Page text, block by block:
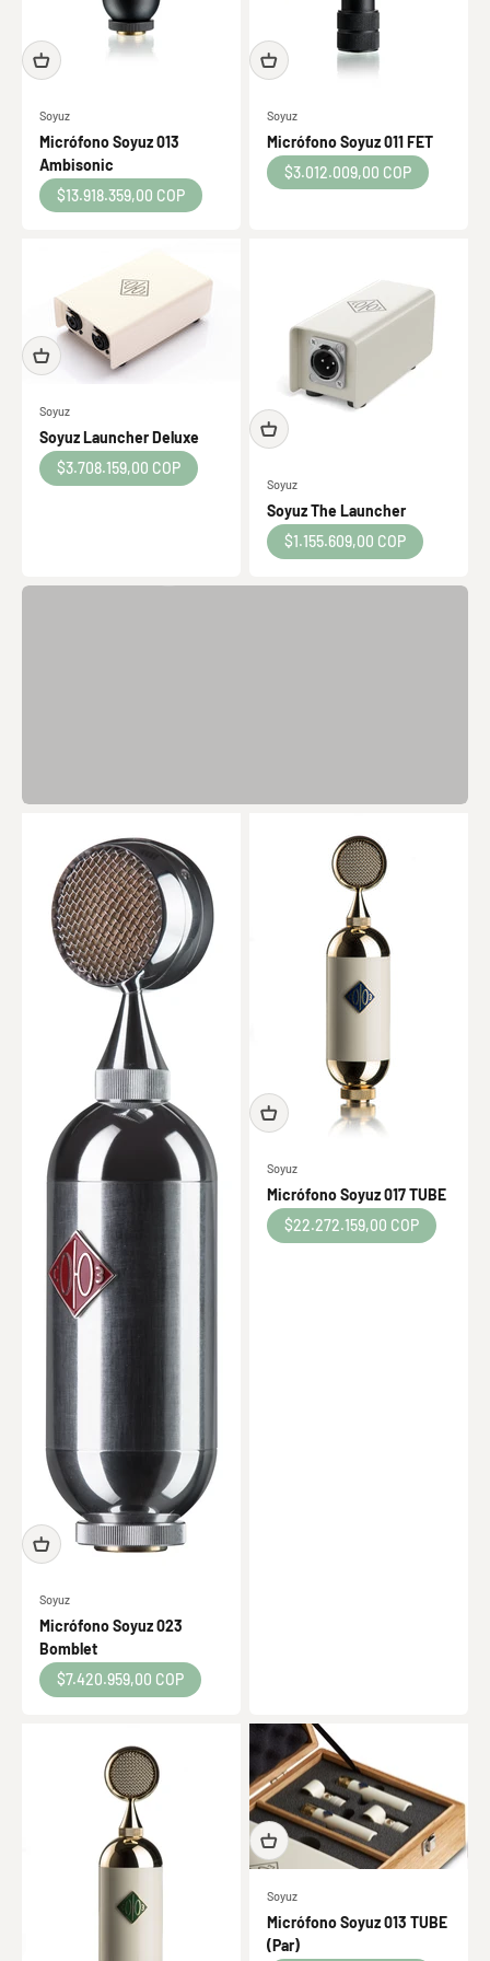
Soyuz
Micrófono Soyuz 013
Ambisonic
Precio de oferta
$13.918.359,00 COP
Soyuz
Micrófono Soyuz 011 FET
Precio de oferta
$3.012.009,00 COP
Soyuz
Soyuz Launcher Deluxe
Precio de oferta
$3.708.159,00 COP
Audix OM2
Micrófono dinámico cardioide con sonido claro y
potente. Ideal para voces en vivo y estudio. ¡Haz brillar
Soyuz
Soyuz The Launcher
Precio de oferta
$1.155.609,00 COP
Soyuz
Micrófono Soyuz 023
Bomblet
Precio de oferta
$7.420.959,00 COP
Soyuz
Micrófono Soyuz 017 TUBE
Precio de oferta
$22.272.159,00 COP
Soyuz
Micrófono Soyuz 013 TUBE
(Par)